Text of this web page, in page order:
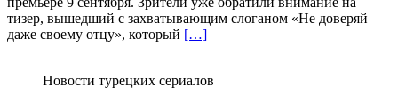
тизер, вышедший с захватывающим слоганом «Не доверяй
даже своему отцу», который […]
Новости турецких сериалов